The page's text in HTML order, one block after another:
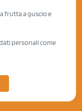
frutta a guscio e
personali come